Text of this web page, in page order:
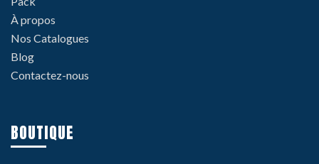
À propos
Nos Catalogues
Blog
Contactez-nous
BOUTIQUE